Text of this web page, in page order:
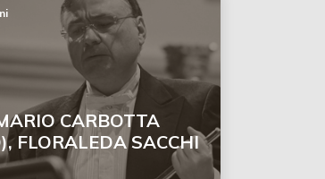
CARBOTTA
FLORALEDA SACCHI